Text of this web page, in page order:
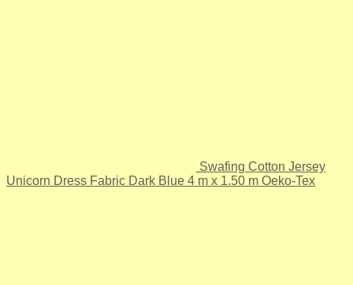
Swafing Cotton Jersey
Unicorn Dress Fabric Dark Blue 4 m x 1.50 m Oeko-Tex